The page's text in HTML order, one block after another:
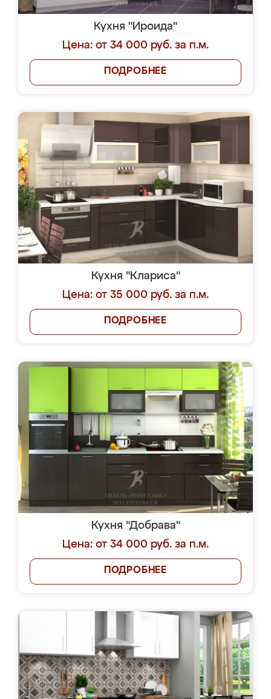
Кухня "Ироида"
Цена: от 34 000 руб. за п.м.
ПОДРОБНЕЕ
Кухня "Клариса"
Цена: от 35 000 руб. за п.м.
ПОДРОБНЕЕ
Кухня "Добрава"
Цена: от 34 000 руб. за п.м.
ПОДРОБНЕЕ